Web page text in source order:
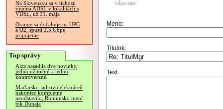
Na Slovensku sa v tichosti
vypína ADSL v lokalitách s
VDSL, už 31. mája
Orange sa doťahuje na UPC
a O2, spustí 2.5 Gbps
pripojenie
Top správy
Alza nasadila dve novinky,
jednu užitočnú a jednu
kontroverznú
Maďarsko jadrovú elektráreň
nakoniec kompletne
neodstavilo, Rumunsko mení
tok Dunaja
Odpovedať
Meno:
Titulok:
Text: